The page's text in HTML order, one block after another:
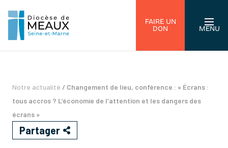
FAIRE UN
DON
MENU
Notre actualité / Changement de lieu, conférence : « Écrans :
tous accros ? L’économie de l’attention et les dangers des
écrans »
Partager